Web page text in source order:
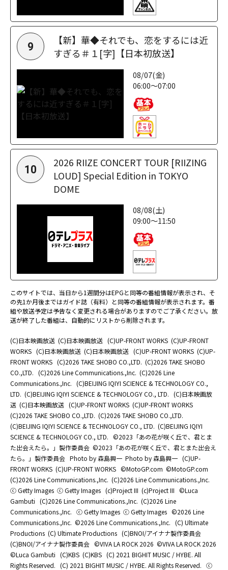
9
【新】華◆それでも、恋をするには近
すぎる＃１[字]【日本初放送】
08/07(金)
06:00～07:00
10
2026 RIIZE CONCERT TOUR [RIIZING
LOUD] Special Edition in TOKYO
DOME
08/08(土)
09:00～11:50
このサイトでは、当日から1週間分はEPGと同等の番組情報が表示され、そ
の先1か月後まではガイド誌（有料）と同等の番組情報が表示されます。番
組や放送予定は予告なく変更される場合がありますのでご了承ください。放
送が終了した番組は、自動的にリストから削除されます。
(C)日本映画放送 (C)日本映画放送 (C)UP-FRONT WORKS (C)UP-FRONT
WORKS (C)日本映画放送 (C)日本映画放送 (C)UP-FRONT WORKS (C)UP-
FRONT WORKS (C)2026 TAKE SHOBO CO.,LTD. (C)2026 TAKE SHOBO
CO.,LTD. (C)2026 Line Communications.,Inc. (C)2026 Line
Communications.,Inc. (C)BEIJING IQIYI SCIENCE & TECHNOLOGY CO.,
LTD. (C)BEIJING IQIYI SCIENCE & TECHNOLOGY CO., LTD. (C)日本映画放
送 (C)日本映画放送 (C)UP-FRONT WORKS (C)UP-FRONT WORKS
(C)2026 TAKE SHOBO CO.,LTD. (C)2026 TAKE SHOBO CO.,LTD.
(C)BEIJING IQIYI SCIENCE & TECHNOLOGY CO., LTD. (C)BEIJING IQIYI
SCIENCE & TECHNOLOGY CO., LTD. ©2023「あの花が咲く丘で、君とま
た出会えたら。」製作委員会 ©2023「あの花が咲く丘で、君とまた出会え
たら。」製作委員会 Photo by 森島興一 Photo by 森島興一 (C)UP-
FRONT WORKS (C)UP-FRONT WORKS ©MotoGP.com ©MotoGP.com
(C)2026 Line Communications.,Inc. (C)2026 Line Communications.,Inc.
ⓒ Getty Images ⓒ Getty Images (c)Project III (c)Project III ©Luca
Gambuti (C)2026 Line Communications.,Inc. (C)2026 Line
Communications.,Inc. ⓒ Getty Images ⓒ Getty Images ©2026 Line
Communications.,Inc. ©2026 Line Communications.,Inc. (C) Ultimate
Productions (C) Ultimate Productions (C)BNOI/アイナナ製作委員会
(C)BNOI/アイナナ製作委員会 ©️VIVA LA ROCK 2026 ©️VIVA LA ROCK 2026
©Luca Gambuti (C)KBS (C)KBS (C) 2021 BIGHIT MUSIC / HYBE. All
Rights Reserved. (C) 2021 BIGHIT MUSIC / HYBE. All Rights Reserved. ⓒ